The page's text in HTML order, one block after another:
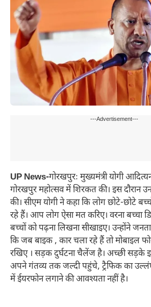
---Advertisement---
UP News-गोरखपुरः मुख्यमंत्री योगी
गोरखपुर महोत्सव में शिरकत की। इस दौरान
की। सीएम योगी ने कहा कि लोग छोटे-छोटे
रहे हैं। आप लोग ऐसा मत करिए। वरना बच्चा
बच्चों को पढ़ना लिखना सीखाइए। उन्होंने
कि जब बाइक , कार चला रहे हैं तो मोबाइल
रखिए । सड़क दुर्घटना चैलेंज है। अच्छी
अपने गंतव्य तक जल्दी पहुंचे, ट्रैफिक का
में ईयरफोन लगाने की आवश्यता नहीं है।